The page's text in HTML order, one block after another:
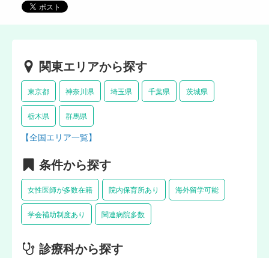
関東エリアから探す
東京都 神奈川県 埼玉県 千葉県 茨城県
栃木県 群馬県
【全国エリア一覧】
条件から探す
女性医師が多数在籍 院内保育所あり 海外留学可能
学会補助制度あり 関連病院多数
診療科から探す